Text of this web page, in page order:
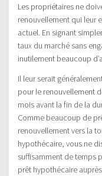
Les propriétaires ne
renouvellement qui leur
actuel. En signant
taux du marché sans
inutilement beaucoup
Il leur serait
pour le renouvellement
mois avant la fin de la
Comme beaucoup de
renouvellement vers la
hypothécaire, vous ne
suffisamment de temps
prêt hypothécaire